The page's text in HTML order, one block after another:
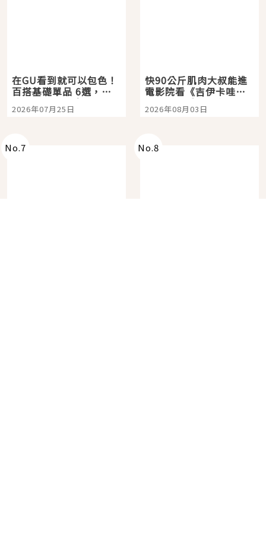
在GU看到就可以包色！
百搭基礎單品 6選，閉
眼全收也不心疼
2026年07月25日
快90公斤肌肉大叔能進
電影院看《吉伊卡哇》
嗎？日本重金屬樂團
「打首」會長與nagano
2026年08月03日
No.7 No.8